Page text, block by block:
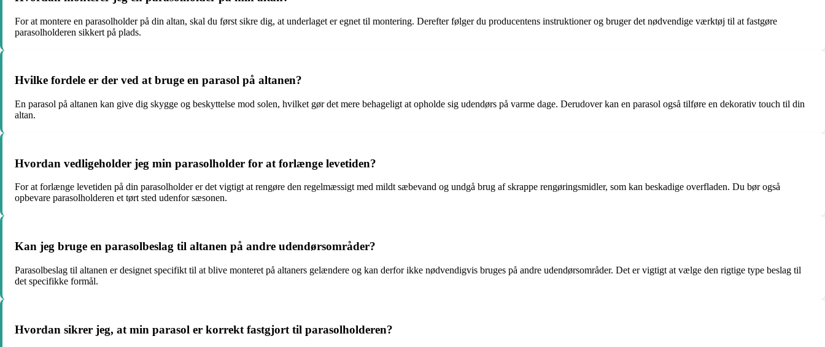
For at montere en parasolholder på din altan, skal du først sikre dig, at underlaget er egnet til montering. Derefter følger du producentens instruktioner og bruger det nødvendige værktøj til at fastgøre
parasolholderen sikkert på plads.
Hvilke fordele er der ved at bruge en parasol på altanen?
En parasol på altanen kan give dig skygge og beskyttelse mod solen, hvilket gør det mere behageligt at opholde sig udendørs på varme dage. Derudover kan en parasol også tilføre en dekorativ touch til din
altan.
Hvordan vedligeholder jeg min parasolholder for at forlænge levetiden?
For at forlænge levetiden på din parasolholder er det vigtigt at rengøre den regelmæssigt med mildt sæbevand og undgå brug af skrappe rengøringsmidler, som kan beskadige overfladen. Du bør også
opbevare parasolholderen et tørt sted udenfor sæsonen.
Kan jeg bruge en parasolbeslag til altanen på andre udendørsområder?
Parasolbeslag til altanen er designet specifikt til at blive monteret på altaners gelændere og kan derfor ikke nødvendigvis bruges på andre udendørsområder. Det er vigtigt at vælge den rigtige type beslag til
det specifikke formål.
Hvordan sikrer jeg, at min parasol er korrekt fastgjort til parasolholderen?